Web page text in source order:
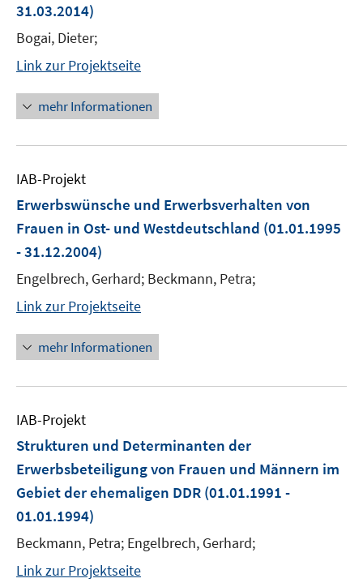
31.03.2014)
Bogai, Dieter;
Link zur Projektseite
mehr Informationen
IAB-Projekt
Erwerbswünsche und Erwerbsverhalten von
Frauen in Ost- und Westdeutschland (01.01.1995
- 31.12.2004)
Engelbrech, Gerhard; Beckmann, Petra;
Link zur Projektseite
mehr Informationen
IAB-Projekt
Strukturen und Determinanten der
Erwerbsbeteiligung von Frauen und Männern im
Gebiet der ehemaligen DDR (01.01.1991 -
01.01.1994)
Beckmann, Petra; Engelbrech, Gerhard;
Link zur Projektseite